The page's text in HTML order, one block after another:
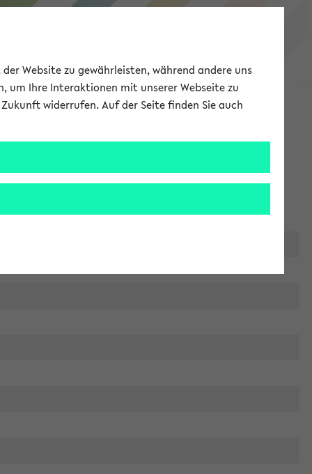
eKVV
Website zu gewährleisten, während andere uns
um Ihre Interaktionen mit unserer Webseite zu
widerrufen. Auf der Seite finden Sie auch